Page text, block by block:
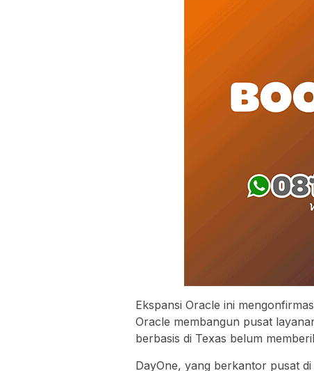
Ekspansi Oracle ini
Oracle membangun pusat
berbasis di Texas belum
DayOne, yang berkantor pusat